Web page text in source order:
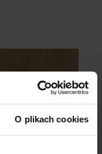
O plikach cookies